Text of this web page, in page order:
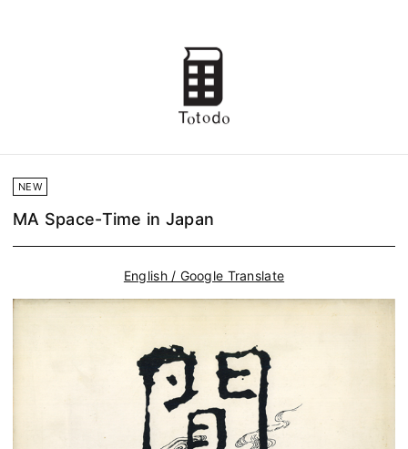
NEW
MA Space-Time in Japan
English / Google Translate